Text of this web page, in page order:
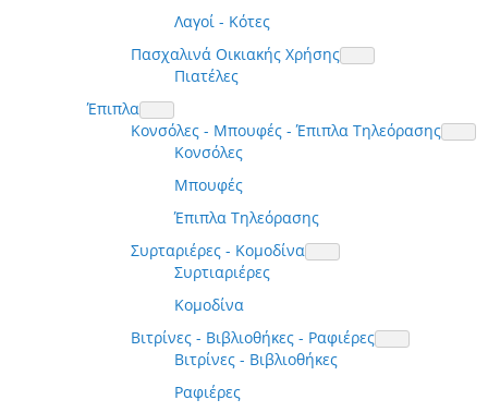
Λαγοί - Κότες
Πασχαλινά Οικιακής Χρήσης
Πιατέλες
Έπιπλα
Κονσόλες - Μπουφές - Έπιπλα Τηλεόρασης
Κονσόλες
Μπουφές
Έπιπλα Τηλεόρασης
Συρταριέρες - Κομοδίνα
Συρτιαριέρες
Κομοδίνα
Βιτρίνες - Βιβλιοθήκες - Ραφιέρες
Βιτρίνες - Βιβλιοθήκες
Ραφιέρες